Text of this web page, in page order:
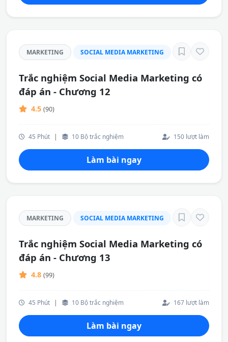
MARKETING SOCIAL MEDIA MARKETING
Trắc nghiệm Social Media Marketing có
đáp án - Chương 12
4.5 (90)
45 Phút | 10 Bộ trắc nghiệm 150 lượt làm
Làm bài ngay
MARKETING SOCIAL MEDIA MARKETING
Trắc nghiệm Social Media Marketing có
đáp án - Chương 13
4.8 (99)
45 Phút | 10 Bộ trắc nghiệm 167 lượt làm
Làm bài ngay